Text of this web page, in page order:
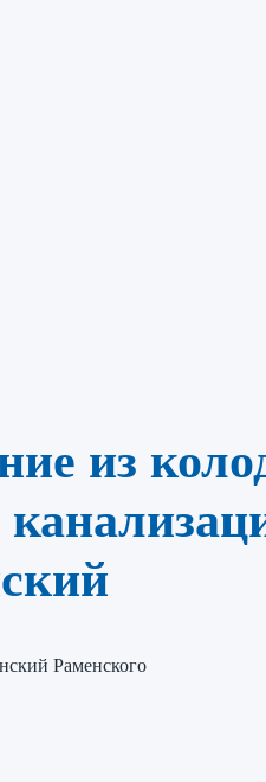
из
Раменского